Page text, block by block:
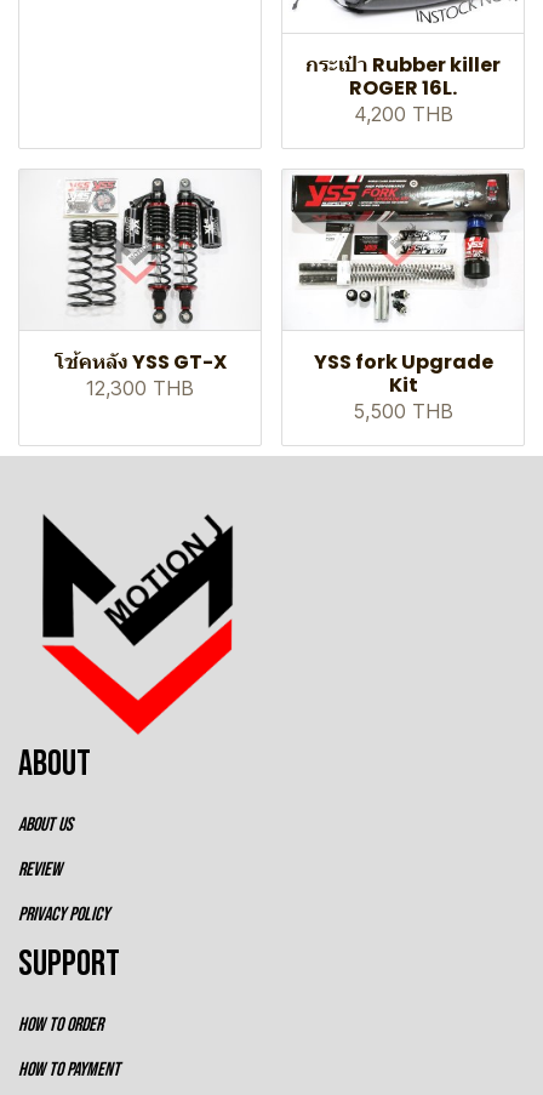
กระเป๋า Rubber killer
ROGER 16L.
4,200 THB
โช้คหลัง YSS GT-X
12,300 THB
YSS fork Upgrade
Kit
5,500 THB
ABOUT
ABOUT US
REVIEW
PRIVACY POLICY
SUPPORT
HOW TO ORDER
HOW TO PAYMENT